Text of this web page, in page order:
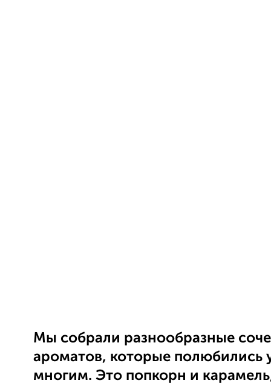
Мы собрали разнообразные
ароматов, которые полюбились
многим. Это попкорн и